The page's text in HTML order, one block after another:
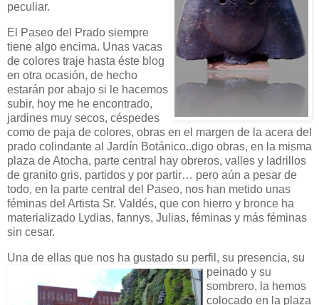
peculiar.
El Paseo del Prado siempre
tiene algo encima. Unas vacas
de colores traje hasta éste blog
en otra ocasión, de hecho
estarán por abajo si le hacemos
subir, hoy me he encontrado,
jardines muy secos, céspedes
como de paja de colores, obras en el margen de la acera del
prado colindante al Jardín Botánico..digo obras, en la misma
plaza de Atocha, parte central hay obreros, valles y ladrillos
de granito gris, partidos y por partir… pero aún a pesar de
todo, en la parte central del Paseo, nos han metido unas
féminas del Artista Sr. Valdés, que con hierro y bronce ha
materializado Lydias, fannys, Julias, féminas y más féminas
sin cesar.
Una de ellas que nos ha gustado su perfil, su presencia, su
peinado y su
sombrero, la hemos
colocado en la plaza